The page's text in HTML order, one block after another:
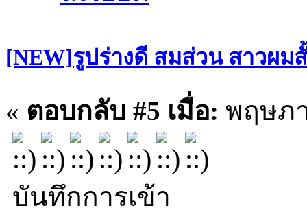
[NEW]รูปร่างดี สมส่วน สาวผม
« ตอบกลับ #5 เมื่อ: พฤษภา
บันทึกการเข้า